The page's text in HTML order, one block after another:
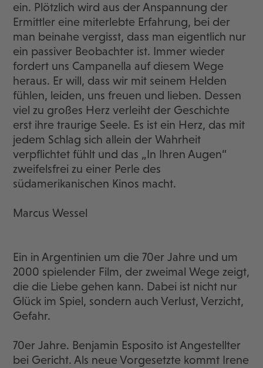
ein. Plötzlich wird aus der Anspannung der
Ermittler eine miterlebte Erfahrung, bei der
man beinahe vergisst, dass man eigentlich nur
ein passiver Beobachter ist. Immer wieder
fordert uns Campanella auf diesem Wege
heraus. Er will, dass wir mit seinem Helden
fühlen, leiden, uns freuen und lieben. Dessen
viel zu großes Herz verleiht der Geschichte
erst ihre traurige Seele. Es ist ein Herz, das mit
jedem Schlag sich allein der Wahrheit
verpflichtet fühlt und das „In Ihren Augen“
zweifelsfrei zu einer Perle des
südamerikanischen Kinos macht.
Marcus Wessel
Ein in Argentinien um die 70er Jahre und um
2000 spielender Film, der zweimal Wege zeigt,
die die Liebe gehen kann. Dabei ist nicht nur
Glück im Spiel, sondern auch Verlust, Verzicht,
Gefahr.
70er Jahre. Benjamin Esposito ist Angestellter
bei Gericht. Als neue Vorgesetzte kommt Irene